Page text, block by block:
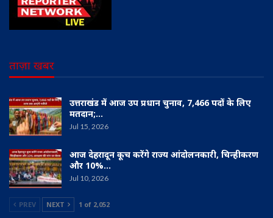
ताज़ा खबर
उत्तराखंड में आज उप प्रधान चुनाव, 7,466 पदों के लिए
मतदान;…
Jul 15, 2026
आज देहरादून कूच करेंगे राज्य आंदोलनकारी, चिन्हीकरण
और 10%…
Jul 10, 2026
PREV NEXT 1 of 2,052